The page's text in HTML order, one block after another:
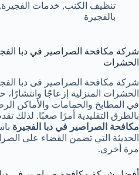
تنظيف الكنب, خدمات الفجيرة,
بالفجيرة
شركة مكافحة الصراصير في دبا
الحشرات
شركة مكافحة الصراصير فى دبا
الحشرات المنزلية إزعاجًا
في المطابخ والحمامات والأماكن
بالطرق التقليدية أمرًا صعبًا. لذلك
مكافحة الصراصير في دبا الفجيرة
الحديثة التي تضمن القضاء على
مرة أخرى.